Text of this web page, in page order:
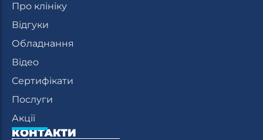
Про клініку
Відгуки
Обладнання
Відео
Сертифікати
Послуги
Акції
КОНТАКТИ